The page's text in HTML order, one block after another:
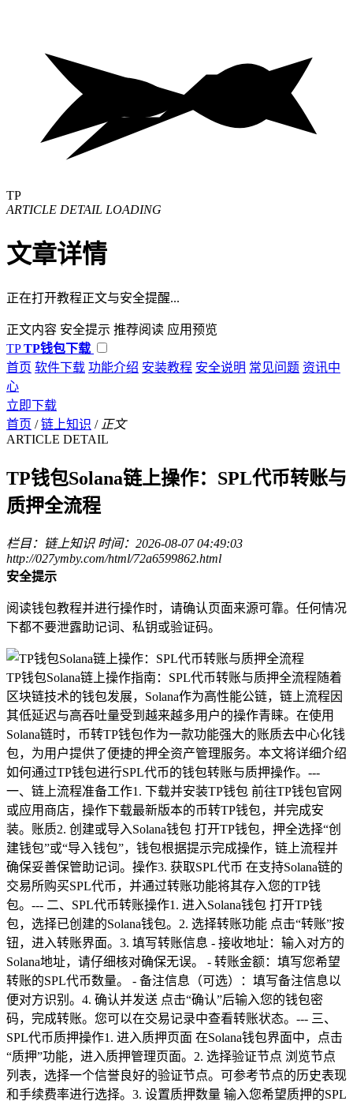
TP
ARTICLE DETAIL LOADING
文章详情
正在打开教程正文与安全提醒...
正文内容 安全提示 推荐阅读 应用预览
TP TP钱包下载
首页 软件下载 功能介绍 安装教程 安全说明 常见问题 资讯中
心
立即下载
首页 / 链上知识 / 正文
ARTICLE DETAIL
TP钱包Solana链上操作：SPL代币转账与
质押全流程
栏目：链上知识 时间：2026-08-07 04:49:03
http://027ymby.com/html/72a6599862.html
安全提示
阅读钱包教程并进行操作时，请确认页面来源可靠。任何情况
下都不要泄露助记词、私钥或验证码。
TP钱包Solana链上操作指南：SPL代币转账与质押全流程随着
区块链技术的钱包发展，Solana作为高性能公链，链上流程因
其低延迟与高吞吐量受到越来越多用户的操作青睐。在使用
Solana链时，币转TP钱包作为一款功能强大的账质去中心化钱
包，为用户提供了便捷的押全资产管理服务。本文将详细介绍
如何通过TP钱包进行SPL代币的钱包转账与质押操作。---
一、链上流程准备工作1. 下载并安装TP钱包 前往TP钱包官网
或应用商店，操作下载最新版本的币转TP钱包，并完成安
装。账质2. 创建或导入Solana钱包 打开TP钱包，押全选择“创
建钱包”或“导入钱包”，钱包根据提示完成操作，链上流程并
确保妥善保管助记词。操作3. 获取SPL代币 在支持Solana链的
交易所购买SPL代币，并通过转账功能将其存入您的TP钱
包。--- 二、SPL代币转账操作1. 进入Solana钱包 打开TP钱
包，选择已创建的Solana钱包。2. 选择转账功能 点击“转账”按
钮，进入转账界面。3. 填写转账信息 - 接收地址：输入对方的
Solana地址，请仔细核对确保无误。 - 转账金额：填写您希望
转账的SPL代币数量。 - 备注信息（可选）：填写备注信息以
便对方识别。4. 确认并发送 点击“确认”后输入您的钱包密
码，完成转账。您可以在交易记录中查看转账状态。--- 三、
SPL代币质押操作1. 进入质押页面 在Solana钱包界面中，点击
“质押”功能，进入质押管理页面。2. 选择验证节点 浏览节点
列表，选择一个信誉良好的验证节点。可参考节点的历史表现
和手续费率进行选择。3. 设置质押数量 输入您希望质押的SPL